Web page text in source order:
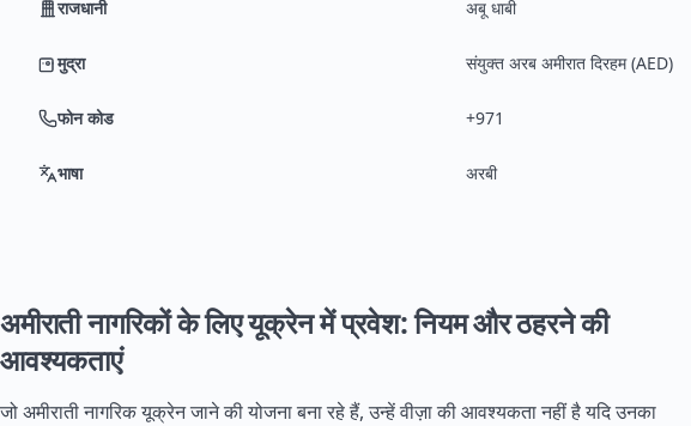
राजधानी अबू धाबी
मुद्रा संयुक्त अरब अमीरात दिरहम (AED)
फोन कोड +971
भाषा अरबी
अमीराती नागरिकों के लिए यूक्रेन में प्रवेश: नियम और ठहरने की
आवश्यकताएं
जो अमीराती नागरिक यूक्रेन जाने की योजना बना रहे हैं, उन्हें वीज़ा की आवश्यकता नहीं है यदि उनका